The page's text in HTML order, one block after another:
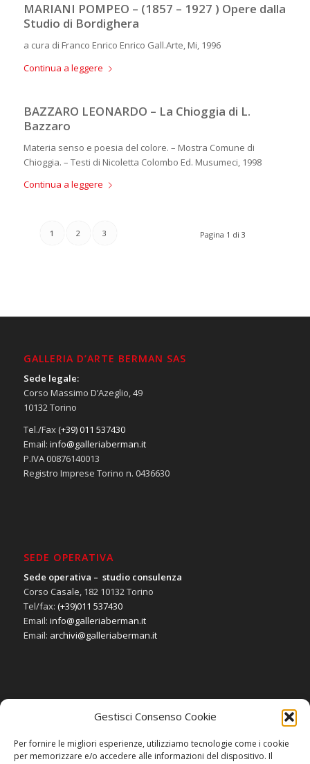
Gestisci Consenso Cookie
Per fornire le migliori esperienze, utilizziamo tecnologie come i cookie
per memorizzare e/o accedere alle informazioni del dispositivo. Il
MARIANI POMPEO – (1857 – 1927 ) Opere dalla
Studio di Bordighera
a cura di Franco Enrico Enrico Gall.Arte, Mi, 1996
Continua a leggere
BAZZARO LEONARDO – La Chioggia di L.
Bazzaro
Materia senso e poesia del colore. – Mostra Comune di
Chioggia. – Testi di Nicoletta Colombo Ed. Musumeci, 1998
Continua a leggere
Pagina 1 di 3
1 2 3
GALLERIA D’ARTE BERMAN SAS
Sede legale:
Corso Massimo D’Azeglio, 49
10132 Torino
Tel./Fax(+39) 011 537430
Email: info@galleriaberman.it
P.IVA 00876140013
Registro Imprese Torino n. 0436630
SEDE OPERATIVA
Sede operativa – studio consulenza
Corso Casale, 182 10132 Torino
Tel/fax: (+39)011 537430
Email: info@galleriaberman.it
Email: archivi@galleriaberman.it